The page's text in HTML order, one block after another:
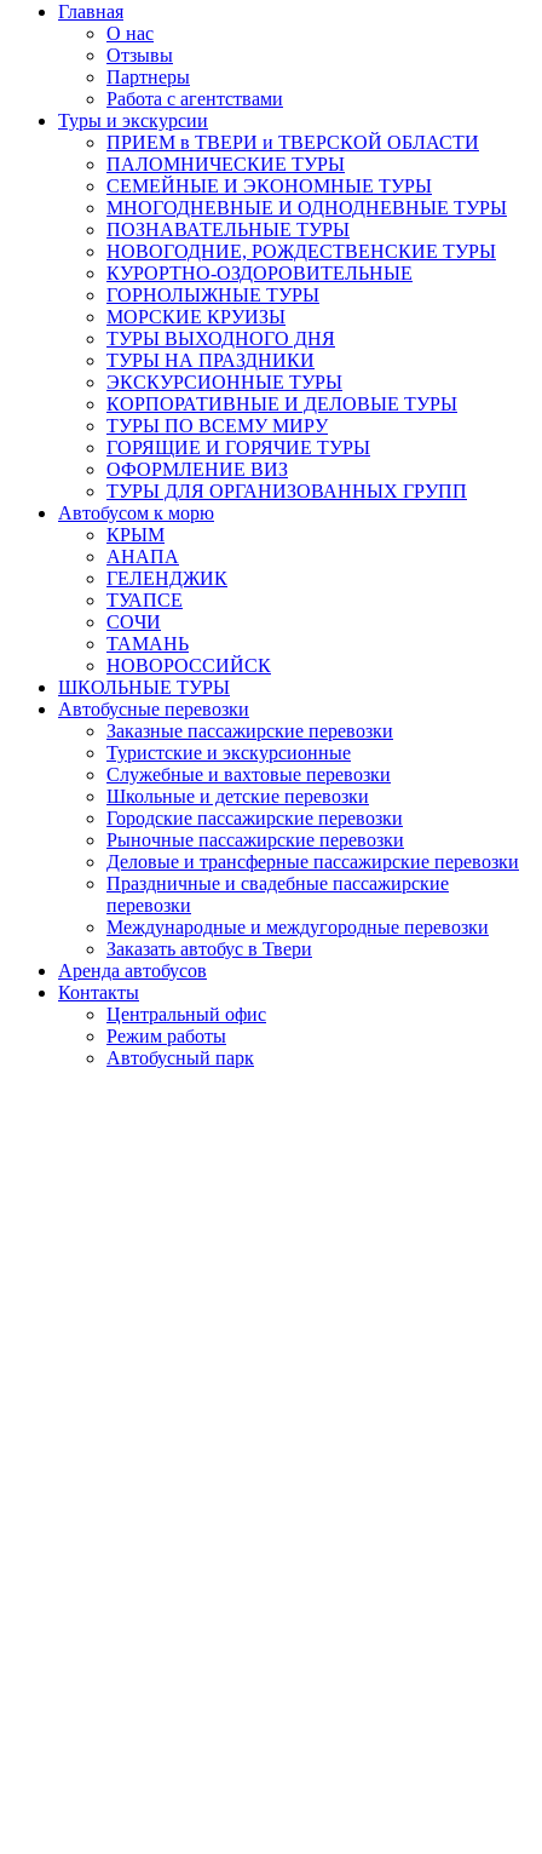
Главная
О нас
Отзывы
Партнеры
Работа с агентствами
Туры и экскурсии
ПРИЕМ в ТВЕРИ и ТВЕРСКОЙ ОБЛАСТИ
ПАЛОМНИЧЕСКИЕ ТУРЫ
СЕМЕЙНЫЕ И ЭКОНОМНЫЕ ТУРЫ
МНОГОДНЕВНЫЕ И ОДНОДНЕВНЫЕ ТУРЫ
ПОЗНАВАТЕЛЬНЫЕ ТУРЫ
НОВОГОДНИЕ, РОЖДЕСТВЕНСКИЕ ТУРЫ
КУРОРТНО-ОЗДОРОВИТЕЛЬНЫЕ
ГОРНОЛЫЖНЫЕ ТУРЫ
МОРСКИЕ КРУИЗЫ
ТУРЫ ВЫХОДНОГО ДНЯ
ТУРЫ НА ПРАЗДНИКИ
ЭКСКУРСИОННЫЕ ТУРЫ
КОРПОРАТИВНЫЕ И ДЕЛОВЫЕ ТУРЫ
ТУРЫ ПО ВСЕМУ МИРУ
ГОРЯЩИЕ И ГОРЯЧИЕ ТУРЫ
ОФОРМЛЕНИЕ ВИЗ
ТУРЫ ДЛЯ ОРГАНИЗОВАННЫХ ГРУПП
Автобусом к морю
КРЫМ
АНАПА
ГЕЛЕНДЖИК
ТУАПСЕ
СОЧИ
ТАМАНЬ
НОВОРОССИЙСК
ШКОЛЬНЫЕ ТУРЫ
Автобусные перевозки
Заказные пассажирские перевозки
Туристские и экскурсионные
Служебные и вахтовые перевозки
Школьные и детские перевозки
Городские пассажирские перевозки
Рыночные пассажирские перевозки
Деловые и трансферные пассажирские перевозки
Праздничные и свадебные пассажирские
перевозки
Международные и междугородные перевозки
Заказать автобус в Твери
Аренда автобусов
Контакты
Центральный офис
Режим работы
Автобусный парк